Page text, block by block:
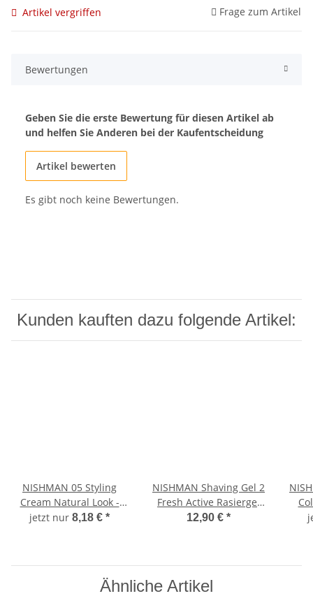
Artikel vergriffen Frage zum Artikel
Bewertungen
Geben Sie die erste Bewertung für diesen Artikel ab
und helfen Sie Anderen bei der Kaufentscheidung
Artikel bewerten
Es gibt noch keine Bewertungen.
Kunden kauften dazu folgende Artikel:
NISHMAN 05 Styling
Cream Natural Look -
blau 150 ml XL
jetzt nur 8,18 € *
NISHMAN Shaving Gel 2
Fresh Active Rasiergel
Energizing 1000 ml
12,90 € *
Ähnliche Artikel